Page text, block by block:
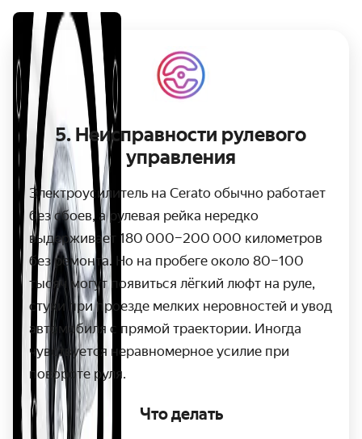
5. Неисправности рулевого
управления
Электроусилитель на Cerato обычно работает
без сбоев, а рулевая рейка нередко
выдерживает 180 000–200 000 километров
без ремонта. Но на пробеге около 80–100
тысяч могут появиться лёгкий люфт на руле,
стуки при проезде мелких неровностей и увод
автомобиля с прямой траектории. Иногда
чувствуется неравномерное усилие при
повороте руля.
Что делать